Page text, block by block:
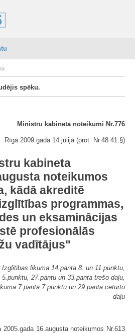
spēku.
Ministru kabineta noteikumi Nr.776
Rīgā 2009.gada 14.jūlijā (prot. Nr.48 41.§)
kabineta
noteikumos
kādā akreditē
programmas,
un eksaminācijas
profesionālās
vadītājus"
likuma 14.panta 8. un 11.punktu,
5.punktu, 27.pantu un 33.panta trešo daļu,
7.panta 7.punktu un 29.panta ceturto
daļu
2005.gada 16.augusta noteikumos Nr.613